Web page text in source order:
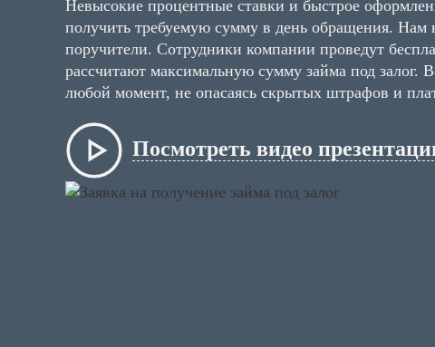
Невысокие процентные ставки и быстрое
получить требуемую сумму в день обращения.
поручители. Сотрудники компании проведут
рассчитают максимальную сумму займа под залог.
любой момент, не опасаясь скрытых штрафов и
Посмотреть видео